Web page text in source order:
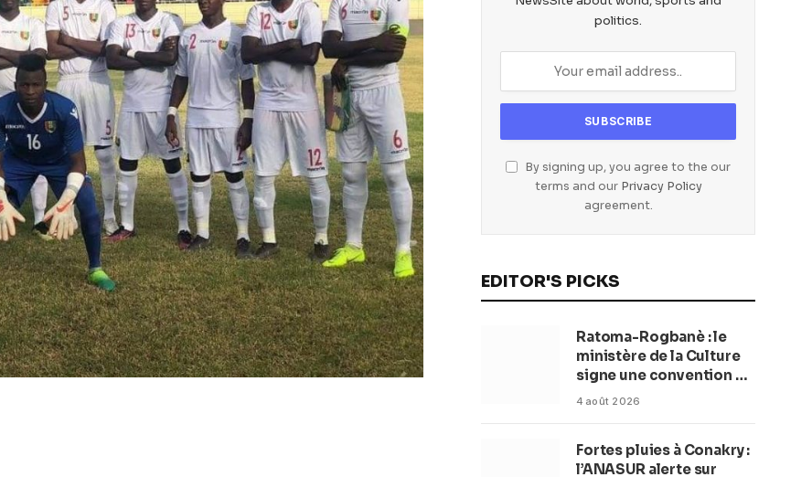
politics.
By signing up, you agree to the our
terms and our Privacy Policy
agreement.
EDITOR'S PICKS
Ratoma-Rogbanè : le
ministère de la Culture
signe une convention de
42 millions de dollars
balnéaire
4 août 2026
Fortes pluies à Conakry :
l’ANASUR alerte sur